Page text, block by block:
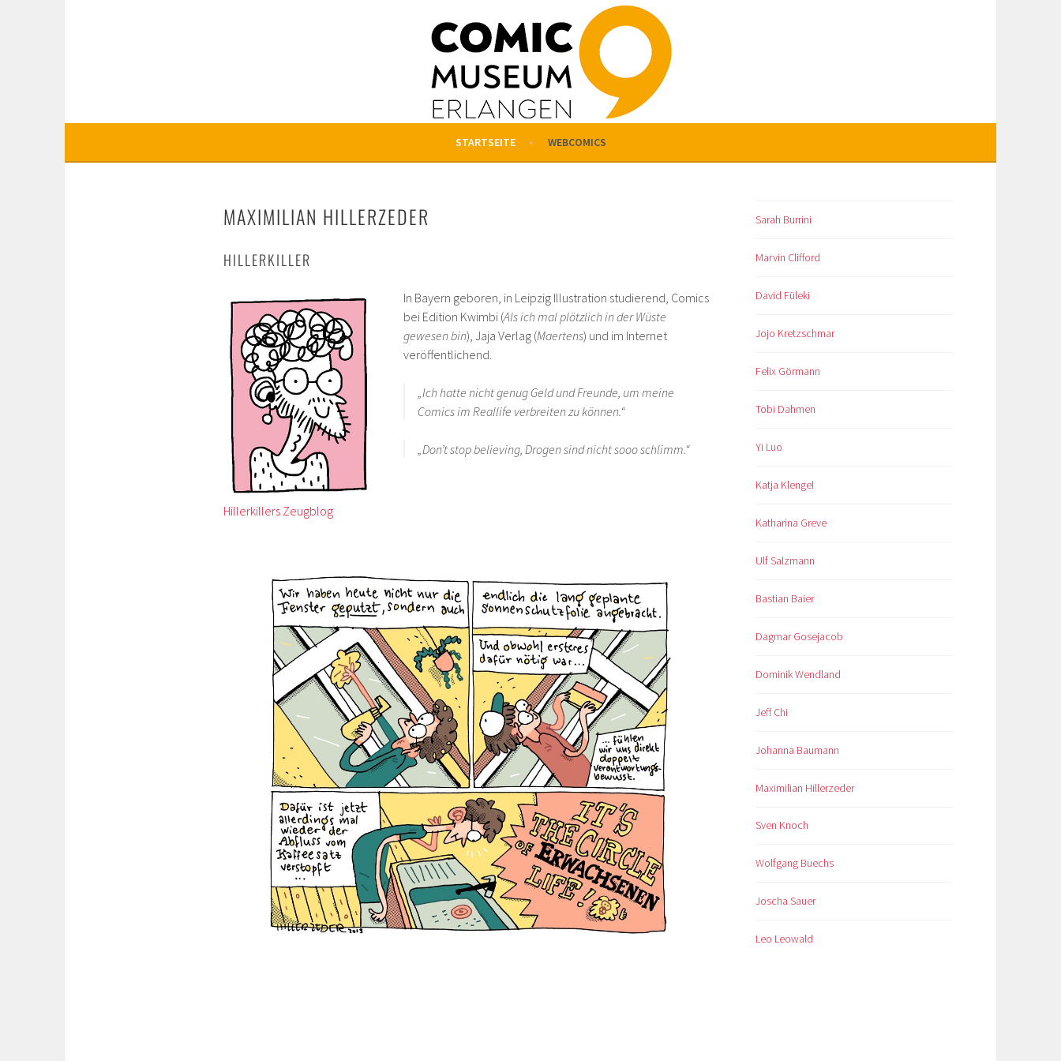
STARTSEITE WEBCOMICS
MAXIMILIAN HILLERZEDER
HILLERKILLER
Hillerkillers Zeugblog
In Bayern geboren, in Leipzig Illustration studierend, Comics
bei Edition Kwimbi (Als ich mal plötzlich in der Wüste
gewesen bin), Jaja Verlag (Maertens) und im Internet
veröffentlichend.
„Ich hatte nicht genug Geld und Freunde, um meine
Comics im Reallife verbreiten zu können.“
„Don’t stop believing, Drogen sind nicht sooo schlimm.“
Sarah Burrini
Marvin Clifford
David Füleki
Jojo Kretzschmar
Felix Görmann
Tobi Dahmen
Yi Luo
Katja Klengel
Katharina Greve
Ulf Salzmann
Bastian Baier
Dagmar Gosejacob
Dominik Wendland
Jeff Chi
Johanna Baumann
Maximilian Hillerzeder
Sven Knoch
Wolfgang Buechs
Joscha Sauer
Leo Leowald